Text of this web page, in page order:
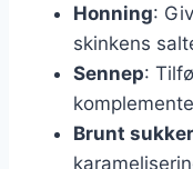
Honning:
skinkens
Sennep:
Brunt sukker